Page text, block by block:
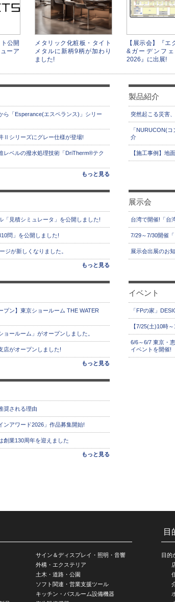
公開
ーア
メタリック化粧板・タイト
メタルに新柄9柄が加わり
ました!
【展示会】『エ
&ガーデンフ
2026』に出展!
ら「Esperance(エスペランス)」シリー
Ⅱシリーズにグレー仕様が登場!
レベルの撥水処理技術「DriTherm®テク
もっと見る
製品紹介
突然起こる災害
「NURUCON(
介
【施工事例】地
「見積シミュレータ」を公開しました!
問」を公開しました!
ジが新しくなりました。
もっと見る
展示会
台湾で開催!「台
7/29～7/30開催
展示会出展のお
プン】東京ショールーム THE WATER
ョールーム」がオープンしました。
店がオープンしました!
もっと見る
イベント
「FPの家」
【7/25(土)10時
6/6～6/7 東京・
イベントを開催!
奨される理由
ンアワード2026」作品募集開始!
創業130周年を迎えました
もっと見る
サイン＆ディスプレイ・照明・音響
外構・エクステリア
土木・道路・公園
ソフト関連・営業支援ツール
キッチン・バスルーム設備機器
目
目的